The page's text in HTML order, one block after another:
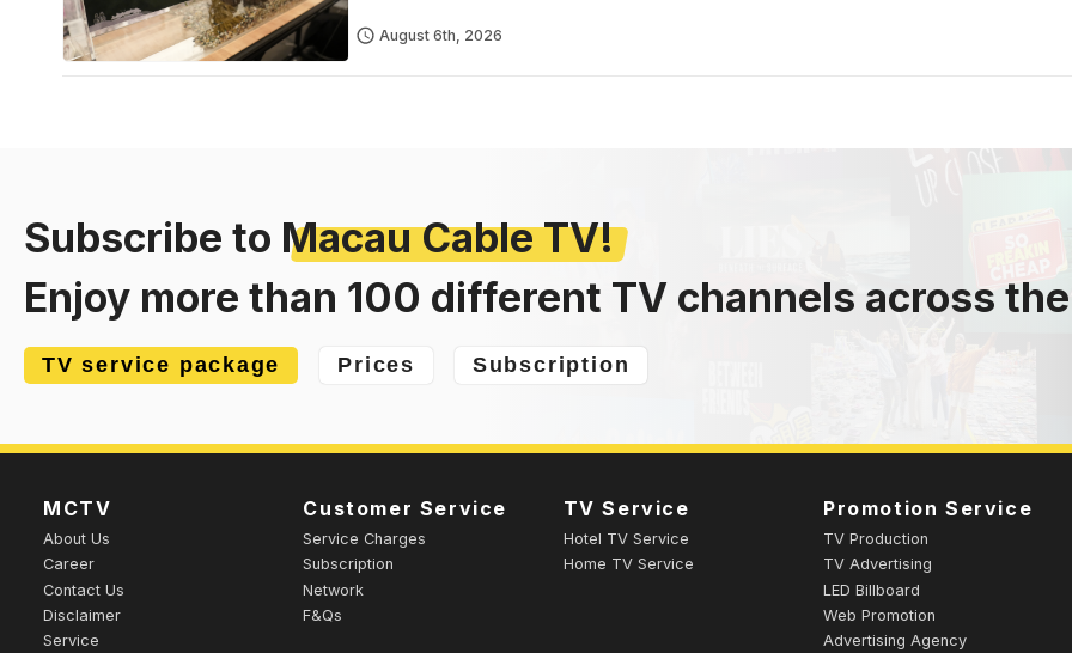
August 6th, 2026
Subscribe to Macau Cable TV!
Enjoy more than 100 different TV channels across
TV service package Prices Subscription
MCTV
About Us
Career
Contact Us
Disclaimer
Service
Customer Service
Service Charges
Subscription
Network
F&Qs
TV Service
Hotel TV Service
Home TV Service
Promotion Service
TV Production
TV Advertising
LED Billboard
Web Promotion
Advertising Agency